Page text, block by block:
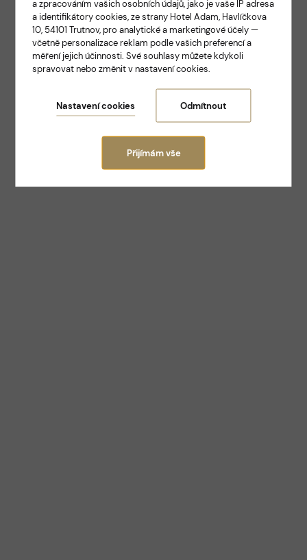
ELEGANCE A TRADICE V SAMOTNÉM SRDCI
TRUTNOVA
Hotel Adam
Trutnov
a zpracováním vašich osobních údajů, jako je vaše IP adresa
a identifikátory cookies, ze strany Hotel Adam, Havlíčkova
10, 54101 Trutnov, pro analytické a marketingové účely —
včetně personalizace reklam podle vašich preferencí a
měření jejich účinnosti. Své souhlasy můžete kdykoli
spravovat nebo změnit v nastavení cookies.
Nastavení cookies Odmítnout
Přijímám vše